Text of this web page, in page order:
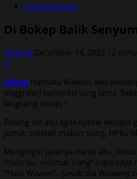
Uncategorized
Di Bokep Balik
yhmm0 December 14, 2025 12
0
Bokep Namaku Wawan, aku
tinggi dari kantorku yang lama.
langsung setuju !
Emang sih aku agak nyesel
jumat, setelah makan siang, HPku
Mengingat jasanya dia ke aku,
“Halo bu, selamat siang” sapa
“Halo Wawan”.. jawab dia Wawang